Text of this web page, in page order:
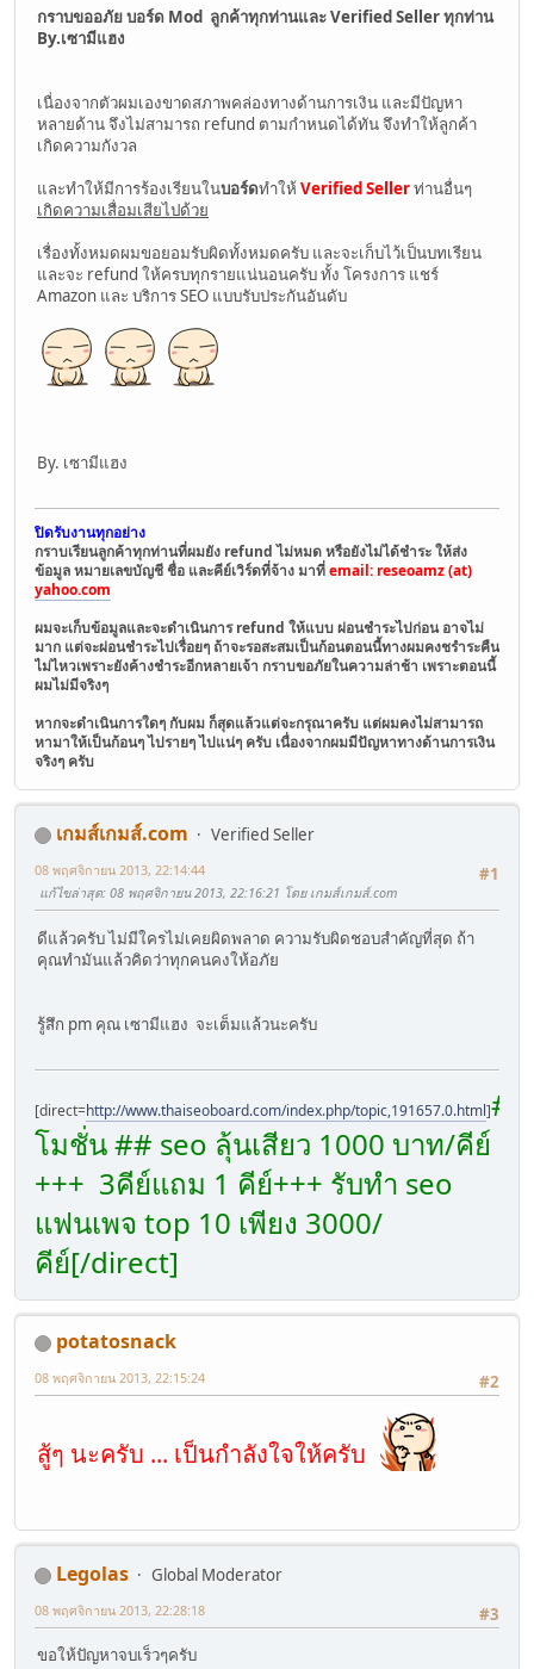
กราบขออภัย บอร์ด Mod ลูกค้าทุกท่านและ Verified Seller ทุกท่าน
By.เซามีแฮง
เนื่องจากตัวผมเองขาดสภาพคล่องทางด้านการเงิน และมีปัญหา
หลายด้าน จึงไม่สามารถ refund ตามกำหนดได้ทัน จึงทำให้ลูกค้า
เกิดความกังวล
และทำให้มีการร้องเรียนในบอร์ดทำให้Verified Sellerท่านอื่นๆ
เกิดความเสื่อมเสียไปด้วย
เรื่องทั้งหมดผมขอยอมรับผิดทั้งหมดครับ และจะเก็บไว้เป็นบทเรียน
และจะ refund ให้ครบทุกรายแน่นอนครับ ทั้ง โครงการ แชร์
Amazon และ บริการ SEO แบบรับประกันอันดับ
By. เซามีแฮง
ปิดรับงานทุกอย่าง
กราบเรียนลูกค้าทุกท่านที่ผมยัง refund ไม่หมด หรือยังไม่ได้ชำระ ให้ส่ง
ข้อมูล หมายเลขบัญชี ชื่อ และคีย์เวิร์ดที่จ้าง มาที่email: reseoamz (at)
yahoo.com
ผมจะเก็บข้อมูลและจะดำเนินการ refund ให้แบบ ผ่อนชำระไปก่อน อาจไม่
มาก แต่จะผ่อนชำระไปเรื่อยๆ ถ้าจะรอสะสมเป็นก้อนตอนนี้ทางผมคงชรำระคืน
ไม่ไหวเพราะยังค้างชำระอีกหลายเจ้า กราบขอภัยในความล่าช้า เพราะตอนนี้
ผมไม่มีจริงๆ
หากจะดำเนินการใดๆ กับผม ก็สุดแล้วแต่จะกรุณาครับ แต่ผมคงไม่สามารถ
หามาให้เป็นก้อนๆ ไปรายๆ ไปแน่ๆ ครับ เนื่องจากผมมีปัญหาทางด้านการเงิน
จริงๆ ครับ
เกมส์เกมส์.com
Verified Seller
#1
08 พฤศจิกายน 2013, 22:14:44
แก้ไขล่าสุด: 08 พฤศจิกายน 2013, 22:16:21 โดย เกมส์เกมส์.com
ดีแล้วครับ ไม่มีใครไม่เคยผิดพลาด ความรับผิดชอบสำคัญที่สุด ถ้า
คุณทำมันแล้วคิดว่าทุกคนคงให้อภัย
รู้สึก pm คุณ เซามีแฮง จะเต็มแล้วนะครับ
[direct=http://www.thaiseoboard.com/index.php/topic,191657.0.html]##
โมชั่น ## seo ลุ้นเสียว 1000 บาท/คีย์
+++ 3คีย์แถม 1 คีย์+++ รับทำ seo
แฟนเพจ top 10 เพียง 3000/
คีย์[/direct]
potatosnack
#2
08 พฤศจิกายน 2013, 22:15:24
สู้ๆ นะครับ ... เป็นกำลังใจให้ครับ
Legolas
Global Moderator
#3
08 พฤศจิกายน 2013, 22:28:18
ขอให้ปัญหาจบเร็วๆครับ